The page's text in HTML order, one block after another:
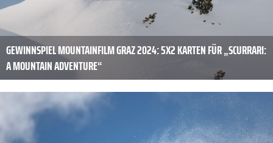
GEWINNSPIEL MOUNTAINFILM GRAZ 2024: 5X2 KARTEN FÜR „SCURRARI:
A MOUNTAIN ADVENTURE“